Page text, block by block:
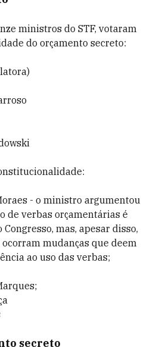
ministros do STF, votaram
do orçamento secreto:
- o ministro argumentou
de verbas orçamentárias é
mas, apesar disso,
mudanças que deem
ao uso das verbas;
secreto